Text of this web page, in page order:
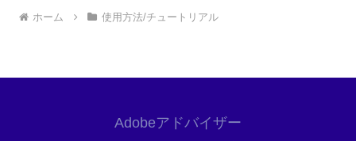
ホーム 使用方法/チュートリアル
Adobeアドバイザー